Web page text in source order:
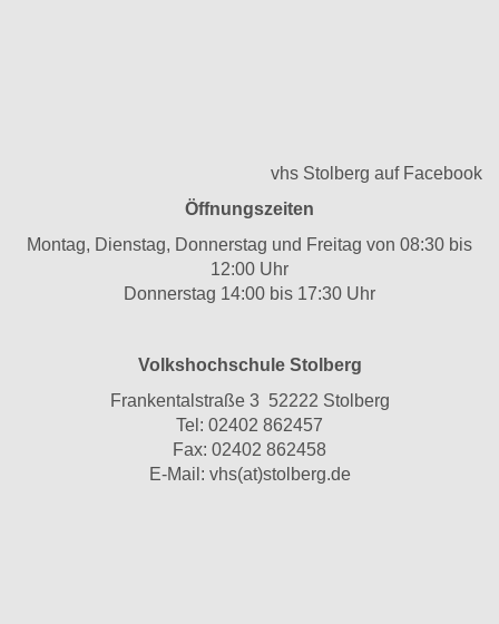
vhs Stolberg auf Facebook
Öffnungszeiten
Montag, Dienstag, Donnerstag und Freitag von 08:30 bis
12:00 Uhr
Donnerstag 14:00 bis 17:30 Uhr
Volkshochschule Stolberg
Frankentalstraße 3 52222 Stolberg
Tel: 02402 862457
Fax: 02402 862458
E-Mail: vhs(at)stolberg.de